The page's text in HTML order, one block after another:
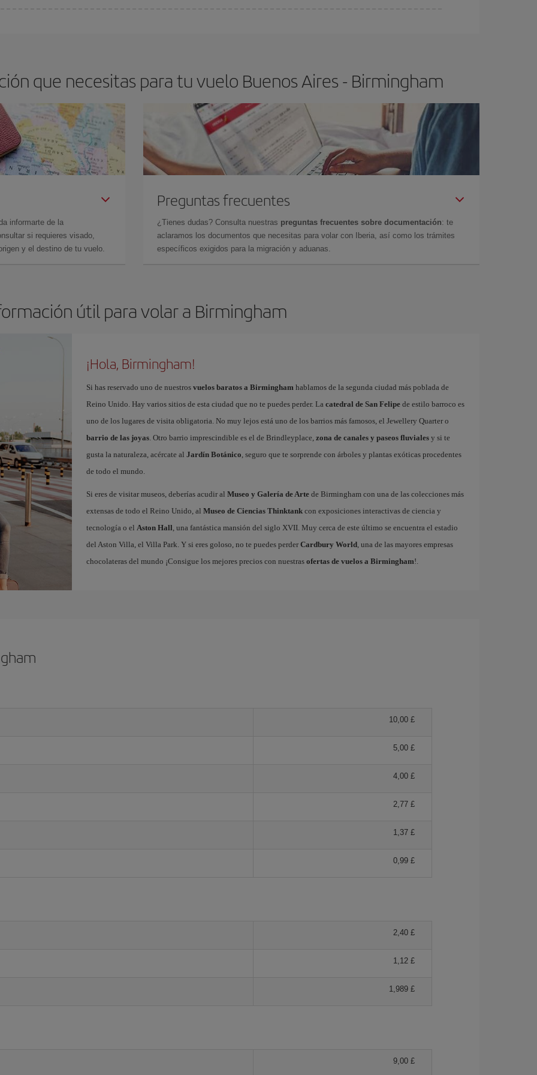
que necesitas para tu vuelo Buenos Aires - Birmingham
informarte de la
si requieres visado,
y el destino de tu vuelo.
Preguntas frecuentes
¿Tienes dudas? Consulta nuestras preguntas frecuentes sobre documentación: te
aclaramos los documentos que necesitas para volar con Iberia, así como los trámites
específicos exigidos para la migración y aduanas.
útil para volar a Birmingham
¡Hola, Birmingham!
Si has reservado uno de nuestros vuelos baratos a Birminghamhablamos de la segunda ciudad más poblada de
Reino Unido. Hay varios sitios de esta ciudad que no te puedes perder. La catedral de San Felipede estilo barroco es
uno de los lugares de visita obligatoria. No muy lejos está uno de los barrios más famosos, el Jewellery Quarter o
barrio de las joyas. Otro barrio imprescindible es el de Brindleyplace, zona de canales y paseos fluvialesy si te
gusta la naturaleza, acércate al Jardín Botánico, seguro que te sorprende con árboles y plantas exóticas procedentes
de todo el mundo.
Si eres de visitar museos, deberías acudir al Museo y Galería de Artede Birmingham con una de las colecciones más
extensas de todo el Reino Unido, al Museo de Ciencias Thinktankcon exposiciones interactivas de ciencia y
tecnología o el Aston Hall, una fantástica mansión del siglo XVII. Muy cerca de este último se encuentra el estadio
del Aston Villa, el Villa Park. Y si eres goloso, no te puedes perder Cardbury World, una de las mayores empresas
chocolateras del mundo ¡Consigue los mejores precios con nuestras ofertas de vuelos a Birmingham!.
10,00 £
5,00 £
4,00 £
2,77 £
1,37 £
0,99 £
2,40 £
1,12 £
1,989 £
9,00 £